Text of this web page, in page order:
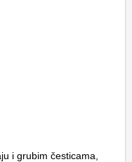
i grubim česticama,